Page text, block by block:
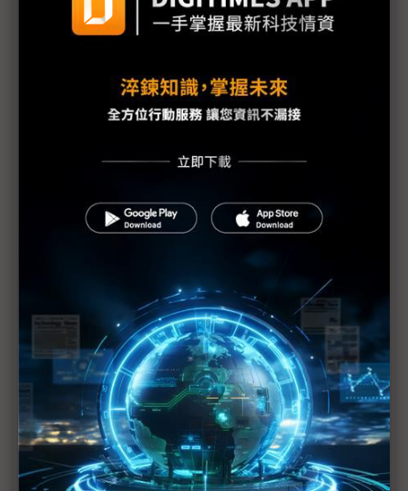
台美關稅與能源價格成兩大關鍵 尚騰看好2H26車市
朋程擴產搶攻高效車用元件市場 AI伺服器與HVDC
模組拚2027放量
規避關稅大打平價與豪奢雙戰線 中系電動車4月歐
裕融嚴陳莉蓮：汽車、出行與用車事業的協同發展
回應232關稅優惠上路 東陽：對台灣汽車零件產業
新纖：地緣風險是危機也是轉機 三大布局推進成長
台美投資MOU關稅優惠先落地 汽車零組件15%、航
空零件迎近乎免稅
中資背景也能過關 Volvo獲白宮豁免可繼續在美賣
車